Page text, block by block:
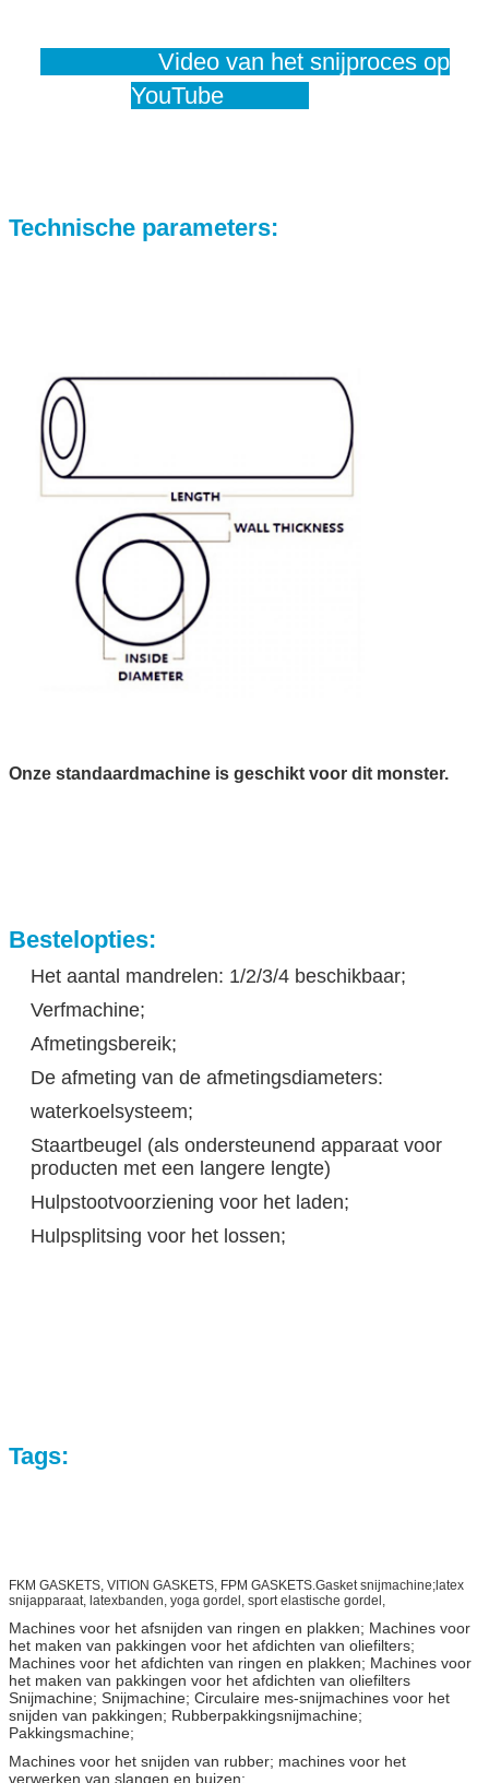
Video van het snijproces op
YouTube
PB
Technische parameters:
Onze standaardmachine is geschikt voor dit monster.
Bestelopties:
Het aantal mandrelen: 1/2/3/4 beschikbaar;
Verfmachine;
Afmetingsbereik;
De afmeting van de afmetingsdiameters:
waterkoelsysteem;
Staartbeugel (als ondersteunend apparaat voor
producten met een langere lengte)
Hulpstootvoorziening voor het laden;
Hulpsplitsing voor het lossen;
Tags:
FKM GASKETS, VITION GASKETS, FPM GASKETS.Gasket snijmachine;latex
snijapparaat, latexbanden, yoga gordel, sport elastische gordel,
Machines voor het afsnijden van ringen en plakken; Machines voor
het maken van pakkingen voor het afdichten van oliefilters;
Machines voor het afdichten van ringen en plakken; Machines voor
het maken van pakkingen voor het afdichten van oliefilters
Snijmachine; Snijmachine; Circulaire mes-snijmachines voor het
snijden van pakkingen; Rubberpakkingsnijmachine;
Pakkingsmachine;
Machines voor het snijden van rubber; machines voor het
verwerken van slangen en buizen;